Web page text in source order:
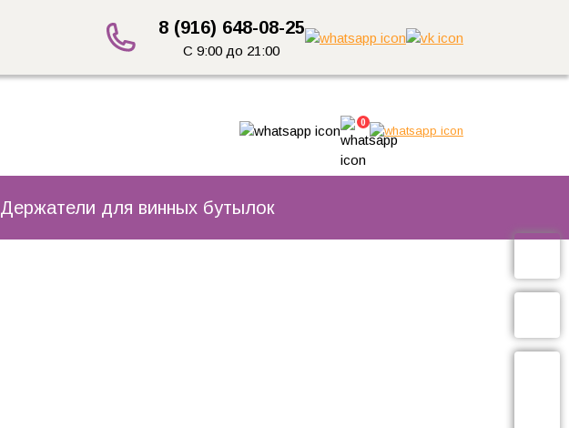
8 (916) 648-08-25
С 9:00 до 21:00
0
Держатели для винных бутылок